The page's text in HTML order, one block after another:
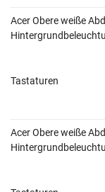
Acer Obere weiße
Tastaturen
Acer Obere weiße